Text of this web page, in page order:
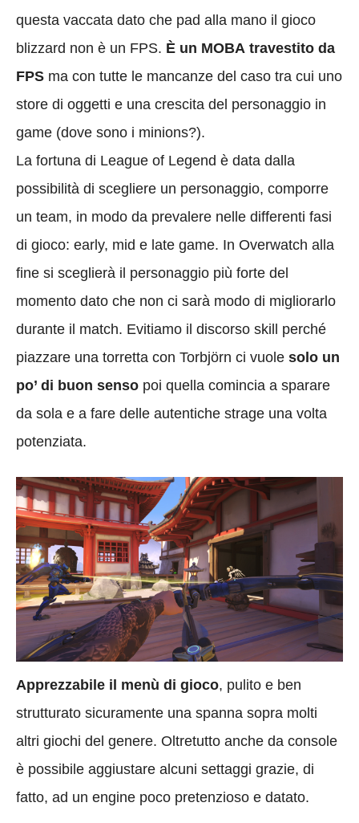
questa vaccata dato che pad alla mano il gioco
blizzard non è un FPS. È un MOBA travestito da
FPS ma con tutte le mancanze del caso tra cui uno
store di oggetti e una crescita del personaggio in
game (dove sono i minions?).
La fortuna di League of Legend è data dalla
possibilità di scegliere un personaggio, comporre
un team, in modo da prevalere nelle differenti fasi
di gioco: early, mid e late game. In Overwatch alla
fine si sceglierà il personaggio più forte del
momento dato che non ci sarà modo di migliorarlo
durante il match. Evitiamo il discorso skill perché
piazzare una torretta con Torbjörn ci vuole solo un
po’ di buon senso poi quella comincia a sparare
da sola e a fare delle autentiche strage una volta
potenziata.
Apprezzabile il menù di gioco, pulito e ben
strutturato sicuramente una spanna sopra molti
altri giochi del genere. Oltretutto anche da console
è possibile aggiustare alcuni settaggi grazie, di
fatto, ad un engine poco pretenzioso e datato.